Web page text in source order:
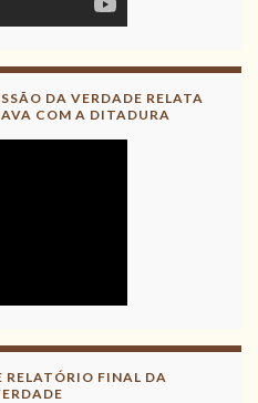
DA VERDADE RELATA
COM A DITADURA
RELATÓRIO FINAL DA